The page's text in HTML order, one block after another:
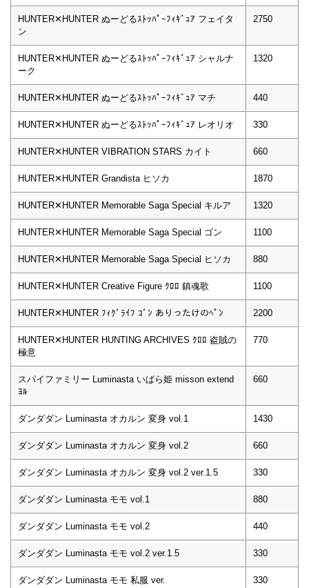
HUNTER✕HUNTER ぬーどるｽﾄｯﾊﾟｰﾌｨｷﾞｭｱ フェイタ
ン
2750
HUNTER✕HUNTER ぬーどるｽﾄｯﾊﾟｰﾌｨｷﾞｭｱ シャルナ
ーク
1320
HUNTER✕HUNTER ぬーどるｽﾄｯﾊﾟｰﾌｨｷﾞｭｱ マチ 440
HUNTER✕HUNTER ぬーどるｽﾄｯﾊﾟｰﾌｨｷﾞｭｱ レオリオ 330
HUNTER✕HUNTER VIBRATION STARS カイト 660
HUNTER✕HUNTER Grandista ヒソカ 1870
HUNTER✕HUNTER Memorable Saga Special キルア 1320
HUNTER✕HUNTER Memorable Saga Special ゴン 1100
HUNTER✕HUNTER Memorable Saga Special ヒソカ 880
HUNTER✕HUNTER Creative Figure ｸﾛﾛ 鎮魂歌 1100
HUNTER✕HUNTER ﾌｨｸﾞﾗｲﾌ ｺﾞﾝ ありったけのﾍﾟﾝ 2200
HUNTER✕HUNTER HUNTING ARCHIVES ｸﾛﾛ 盗賊の
極意
770
スパイファミリー Luminasta いばら姫 misson extend
ﾖﾙ
660
ダンダダン Luminasta オカルン 変身 vol.1 1430
ダンダダン Luminasta オカルン 変身 vol.2 660
ダンダダン Luminasta オカルン 変身 vol.2 ver.1.5 330
ダンダダン Luminasta モモ vol.1 880
ダンダダン Luminasta モモ vol.2 440
ダンダダン Luminasta モモ vol.2 ver.1.5 330
ダンダダン Luminasta モモ 私服 ver. 330